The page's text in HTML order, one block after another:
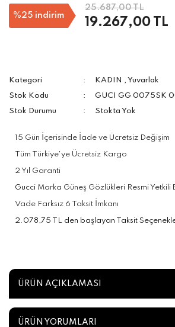
%25 indirim
25.687,00 TL
19.267,00 TL
Kategori KADIN ,Yuvarlak
Stok Kodu
GUCI GG 0075SK
Stok Durumu
Stokta Yok
15 Gün İçerisinde İade ve Ücretsiz Değişim
Tüm Türkiye'ye Ücretsiz Kargo
2 Yıl Garanti
Gucci Marka Güneş Gözlükleri Resmi Yetkili
Vade Farksız 6 Taksit İmkanı
2.078,75 TL den başlayan Taksit
ÜRÜN AÇIKLAMASI
ÜRÜN YORUMLARI